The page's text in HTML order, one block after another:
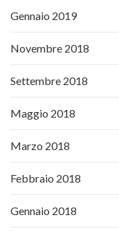
Gennaio 2019
Novembre 2018
Settembre 2018
Maggio 2018
Marzo 2018
Febbraio 2018
Gennaio 2018